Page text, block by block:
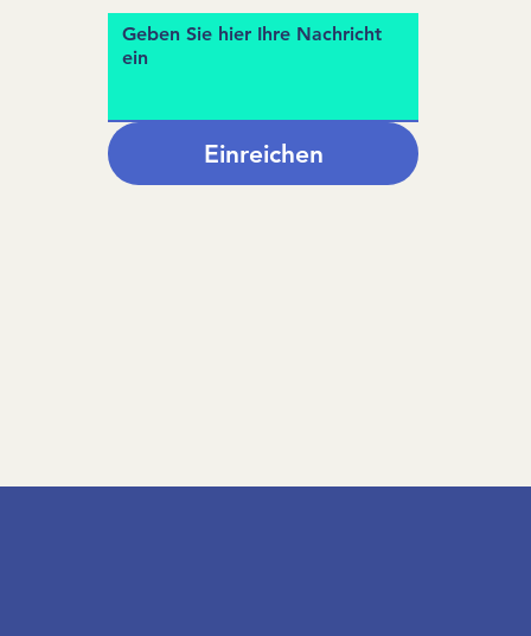
Einreichen